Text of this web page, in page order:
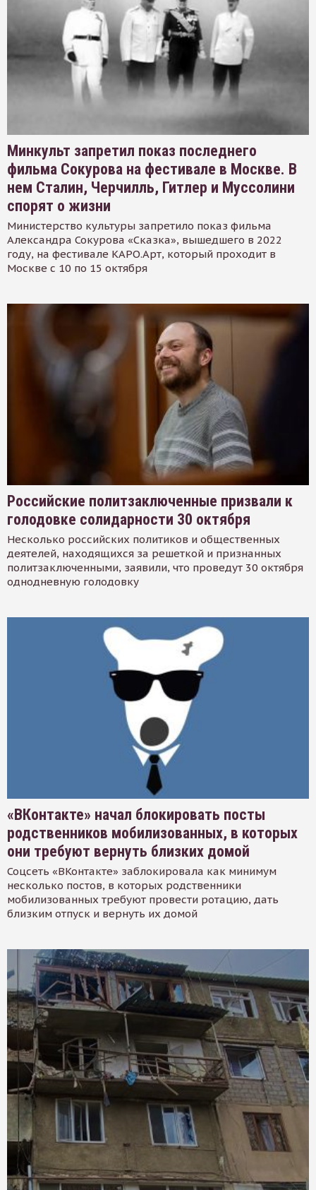
Минкульт запретил показ последнего
фильма Сокурова на фестивале в Москве. В
нем Сталин, Черчилль, Гитлер и Муссолини
спорят о жизни
Министерство культуры запретило показ фильма
Александра Сокурова «Сказка», вышедшего в 2022
году, на фестивале КАРО.Арт, который проходит в
Москве с 10 по 15 октября
Российские политзаключенные призвали к
голодовке солидарности 30 октября
Несколько российских политиков и общественных
деятелей, находящихся за решеткой и признанных
политзаключенными, заявили, что проведут 30 октября
однодневную голодовку
«ВКонтакте» начал блокировать посты
родственников мобилизованных, в которых
они требуют вернуть близких домой
Соцсеть «ВКонтакте» заблокировала как минимум
несколько постов, в которых родственники
мобилизованных требуют провести ротацию, дать
близким отпуск и вернуть их домой